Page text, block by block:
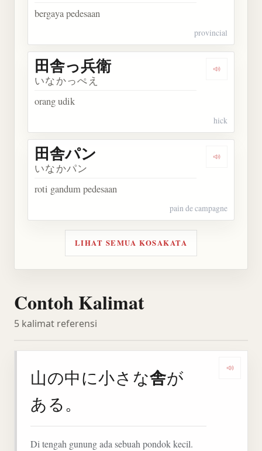
bergaya pedesaan
provincial
Dengarkan
田舎っ兵衛
いなかっぺえ
orang udik
hick
Dengarkan
田舎パン
いなかパン
roti gandum pedesaan
pain de campagne
LIHAT SEMUA KOSAKATA
Contoh Kalimat
5 kalimat referensi
山の中に小さな舎が
ある。
Di tengah gunung ada sebuah pondok kecil.